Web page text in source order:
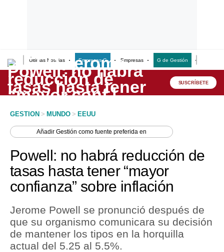
Últimas Noticias Empresas G Empresas G de Gestión
Lo último
Peru Quiosco
Economía
Mercados
Política
Tu Dinero
SUSCRÍBETE
GESTION > MUNDO > EEUU
AñadirGestión como fuente preferida en
Powell: no habrá reducción de
tasas hasta tener “mayor
confianza” sobre inflación
Jerome Powell se pronunció después de
que su organismo comunicara su decisión
de mantener los tipos en la horquilla
actual del 5.25 al 5.5%.